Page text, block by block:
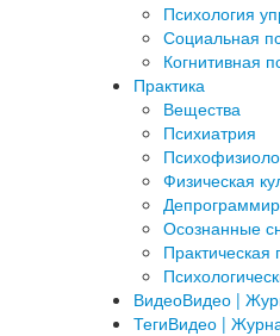
Психология
Социальная
Когнитивная
Практика
Вещества
Психиатрия
Физическая
Осознанные
Практическая
ВидеоВидео |
ТегиВидео |